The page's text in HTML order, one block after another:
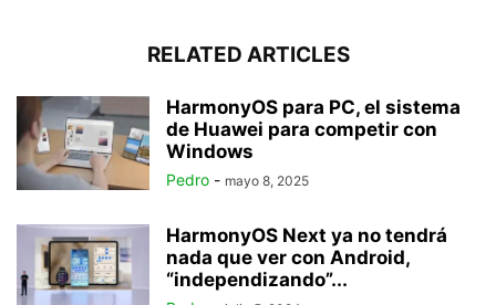
RELATED ARTICLES
HarmonyOS para PC, el sistema
de Huawei para competir con
Windows
Pedro - mayo 8, 2025
HarmonyOS Next ya no tendrá
nada que ver con Android,
“independizando”...